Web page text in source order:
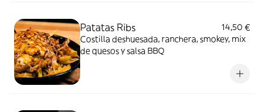
Patatas Ribs
14,50 €
Costilla deshuesada, ranchera, smokey, mix
de quesos y salsa BBQ